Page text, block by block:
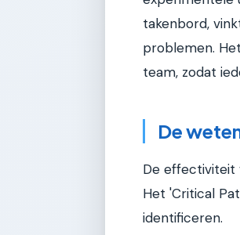
takenbord,
problemen.
team, zodat
De
De effectiviteit
Het 'Critical
identificeren.